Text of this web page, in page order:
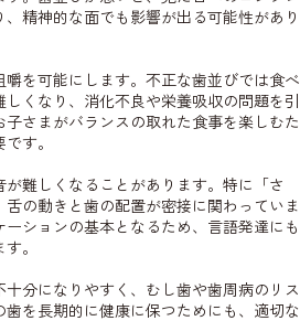
精神的な面でも影響が出る可能性があり
を可能にします。不正な歯並びでは食べ
くなり、消化不良や栄養吸収の問題を引
さまがバランスの取れた食事を楽しむた
す。
難しくなることがあります。特に「さ
の動きと歯の配置が密接に関わっていま
ションの基本となるため、言語発達にも
。
分になりやすく、むし歯や歯周病のリス
を長期的に健康に保つためにも、適切な